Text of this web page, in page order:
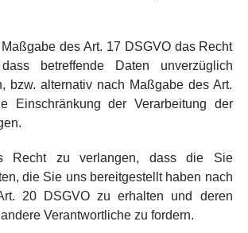
des Art. 17 DSGVO das Recht
betreffende Daten unverzüglich
bzw. alternativ nach Maßgabe des Art.
Einschränkung der Verarbeitung der
Recht zu verlangen, dass die Sie
die Sie uns bereitgestellt haben nach
20 DSGVO zu erhalten und deren
Verantwortliche zu fordern.